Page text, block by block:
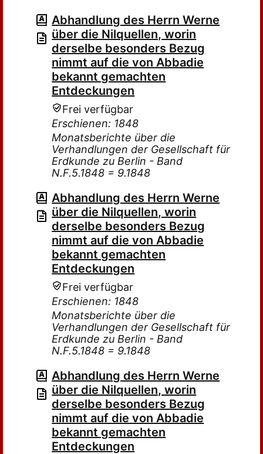
Abhandlung des Herrn Werne
über die Nilquellen, worin
derselbe besonders Bezug
nimmt auf die von Abbadie
bekannt gemachten
Entdeckungen
Frei verfügbar
Erschienen: 1848
Monatsberichte über die
Verhandlungen der Gesellschaft für
Erdkunde zu Berlin - Band
N.F.5.1848 = 9.1848
Abhandlung des Herrn Werne
über die Nilquellen, worin
derselbe besonders Bezug
nimmt auf die von Abbadie
bekannt gemachten
Entdeckungen
Frei verfügbar
Erschienen: 1848
Monatsberichte über die
Verhandlungen der Gesellschaft für
Erdkunde zu Berlin - Band
N.F.5.1848 = 9.1848
Abhandlung des Herrn Werne
über die Nilquellen, worin
derselbe besonders Bezug
nimmt auf die von Abbadie
bekannt gemachten
Entdeckungen